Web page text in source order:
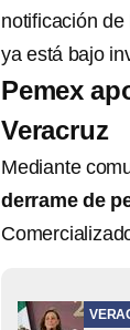
notificación
ya está bajo
Pemex
Veracruz
Mediante
derrame de